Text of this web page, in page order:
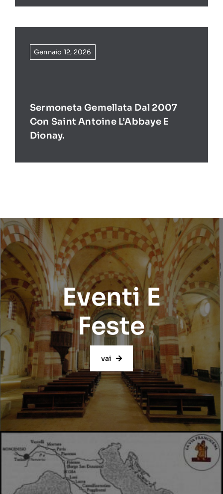
Gennaio 12, 2026
Sermoneta Gemellata Dal 2007
Con Saint Antoine L’Abbaye E
Dionay.
Eventi E
Feste
vai